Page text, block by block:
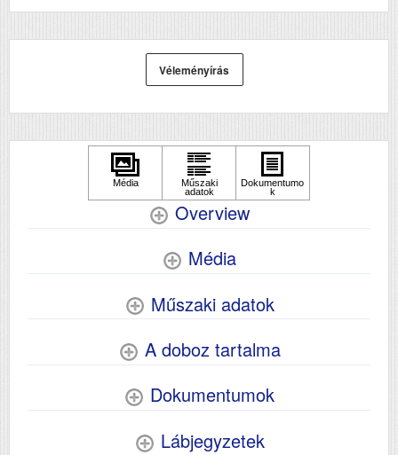
DADF (automatikus
Nem
USB
Igen
Súly (kg)
63.18
Papír méret
A3+
Technológia
Véleményírás
Overview
Média
Műszaki adatok
A doboz tartalma
Dokumentumok
Lábjegyzetek